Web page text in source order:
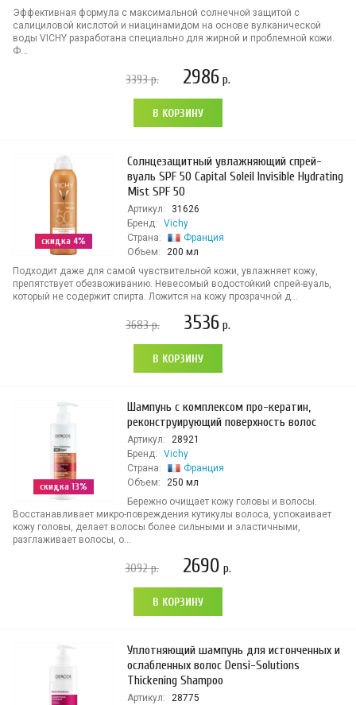
Эффективная формула с максимальной солнечной защитой с
салициловой кислотой и ниацинамидом на основе вулканической
воды VICHY разработана специально для жирной и проблемной кожи.
Ф...
3393р. 2986 р.
В КОРЗИНУ
скидка 4%
Солнцезащитный увлажняющий спрей-
вуаль SPF 50 Capital Soleil Invisible Hydrating
Mist SPF 50
Артикул:
31626
Бренд:
Vichy
Страна:
Франция
Объем:
200 мл
Подходит даже для самой чувствительной кожи, увлажняет кожу,
препятствует обезвоживанию. Невесомый водостойкий спрей-вуаль,
который не содержит спирта. Ложится на кожу прозрачной д...
3683р. 3536 р.
В КОРЗИНУ
скидка 13%
Шампунь с комплексом про-кератин,
реконструирующий поверхность волос
Артикул:
28921
Бренд:
Vichy
Страна:
Франция
Объем:
250 мл
Бережно очищает кожу головы и волосы.
Восстанавливает микро-повреждения кутикулы волоса, успокаивает
кожу головы, делает волосы более сильными и эластичными,
разглаживает волосы, о...
3092р. 2690 р.
В КОРЗИНУ
Уплотняющий шампунь для истонченных и
ослабленных волос Densi-Solutions
Thickening Shampoo
Артикул:
28775